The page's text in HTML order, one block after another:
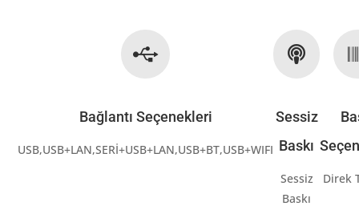

Bağlantı Seçenekleri
USB,USB+LAN,SERİ+USB+LAN,USB+BT,USB+WIFI

Sessiz
Baskı
Sessiz
Baskı
Direk